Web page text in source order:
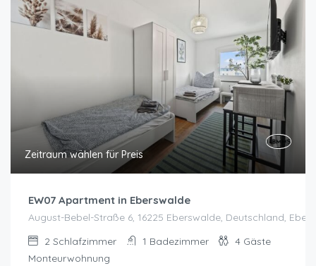
Zeitraum wählen für Preis
EW07 Apartment in Eberswalde
August-Bebel-Straße 6, 16225 Eberswalde, Deutschland,
2 Schlafzimmer 1 Badezimmer 4 Gäste
Monteurwohnung